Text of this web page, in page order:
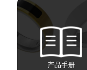
产品手册